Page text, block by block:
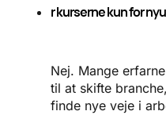
r kurserne kun for
Nej. Mange
til at skifte
finde nye veje i